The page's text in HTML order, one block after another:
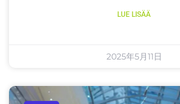
LUE LISÄÄ
2025年5月11日